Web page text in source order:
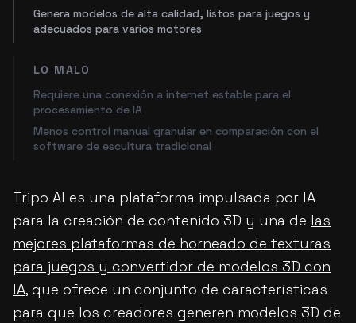
Genera modelos de alta calidad, listos para juegos y
adecuados para varios motores
LO MALO
Requiere una conexión a internet estable para el
procesamiento de IA
Menos control manual granular en comparación con el
software de escultura tradicional
Tripo AI es una plataforma impulsada por IA
para la creación de contenido 3D y una de las
mejores plataformas de horneado de texturas
para juegos y convertidor de modelos 3D con
IA, que ofrece un conjunto de características
para que los creadores generen modelos 3D de